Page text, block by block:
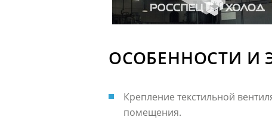
ОСОБЕННОСТИ И
Крепление текстильной
помещения.